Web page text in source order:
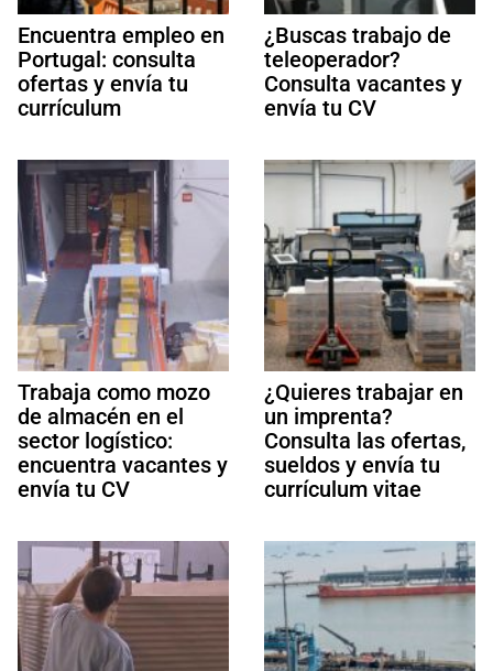
Encuentra empleo en
Portugal: consulta
ofertas y envía tu
currículum
¿Buscas trabajo de
teleoperador?
Consulta vacantes y
envía tu CV
Trabaja como mozo
de almacén en el
sector logístico:
encuentra vacantes y
envía tu CV
¿Quieres trabajar en
un imprenta?
Consulta las ofertas,
sueldos y envía tu
currículum vitae